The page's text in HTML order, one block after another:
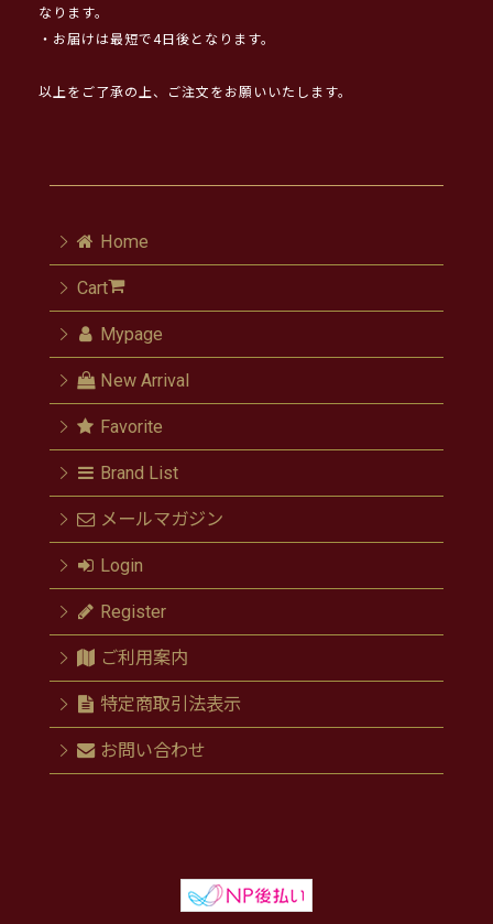
なります。
・お届けは最短で4日後となります。
以上をご了承の上、ご注文をお願いいたします。
Home
Cart
Mypage
New Arrival
Favorite
Brand List
メールマガジン
Login
Register
ご利用案内
特定商取引法表示
お問い合わせ